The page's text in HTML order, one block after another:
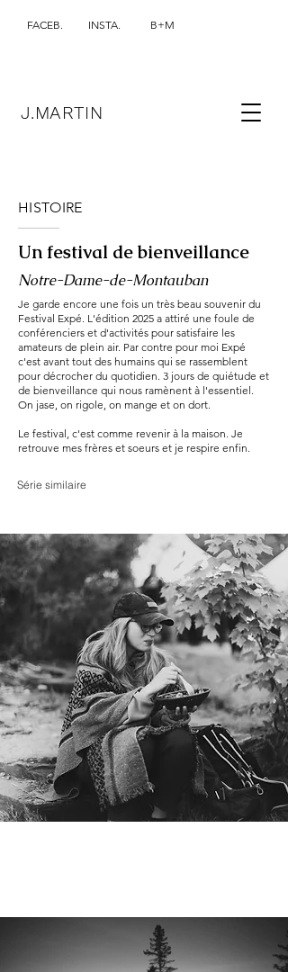
J.MARTIN
B+M
INSTA.
FACEB.
HISTOIRE
Un festival de bienveillance
Notre-Dame-de-Montauban
Je garde encore une fois un très beau souvenir du
Festival Expé. L'édition 2025 a attiré une foule de
conférenciers et d'activités pour satisfaire les
amateurs de plein air. Par contre pour moi Expé
c'est avant tout des humains qui se rassemblent
pour décrocher du quotidien. 3 jours de quiétude et
de bienveillance qui nous ramènent à l'essentiel.
On jase, on rigole, on mange et on dort.
Le festival, c'est comme revenir à la maison. Je
retrouve mes frères et soeurs et je respire enfin.
Série similaire